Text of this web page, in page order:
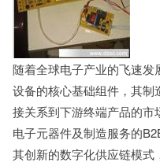
随着全球电子产业的飞速
设备的核心基础组件，其
接关系到下游终端产品的
电子元器件及制造服务的
其创新的数字化供应链模